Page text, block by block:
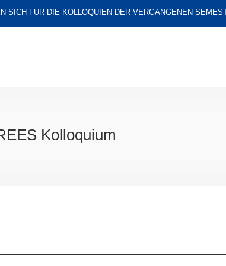
SICH FÜR DIE KOLLOQUIEN DER VERGANGENEN
Kolloquium